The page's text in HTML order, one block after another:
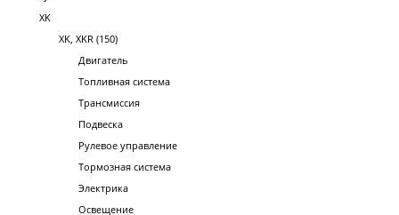
XK
XK, XKR (150)
Двигатель
Топливная система
Трансмиссия
Подвеска
Рулевое управление
Тормозная система
Электрика
Освещение